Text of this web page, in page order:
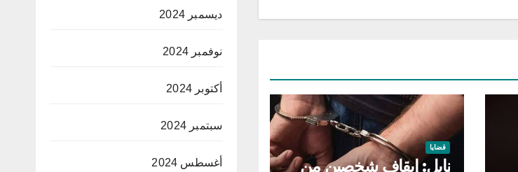
قضايا
نابل: إيقاف شخصين من
ديسمبر 2024
نوفمبر 2024
أكتوبر 2024
سبتمبر 2024
أغسطس 2024